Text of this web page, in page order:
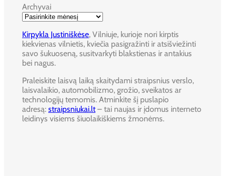
Archyvai
Kirpykla Justiniškėse, Vilniuje, kurioje nori kirptis
kiekvienas vilnietis, kviečia pasigražinti ir atsišviežinti
savo šukuoseną, susitvarkyti blakstienas ir antakius
bei nagus.
Praleiskite laisvą laiką skaitydami straipsnius verslo,
laisvalaikio, automobilizmo, grožio, sveikatos ar
technologijų temomis. Atminkite šį puslapio
adresą: straipsniukai.lt– tai naujas ir įdomus interneto
leidinys visiems šiuolaikiškiems žmonėms.